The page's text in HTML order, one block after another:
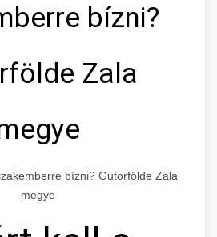
bízni?
Zala
bízni? Gutorfölde Zala
megye